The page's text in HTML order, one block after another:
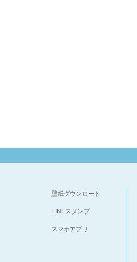
壁紙ダウンロード
LINEスタンプ
スマホアプリ